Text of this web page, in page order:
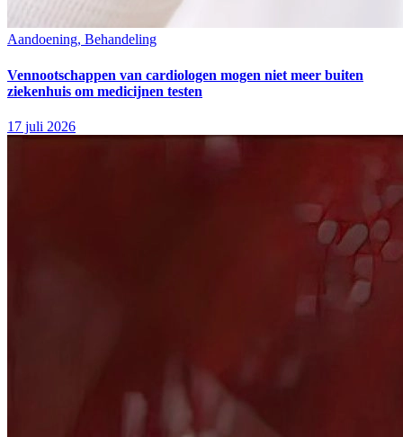
Aandoening, Behandeling
Vennootschappen van cardiologen mogen niet meer buiten
ziekenhuis om medicijnen testen
17 juli 2026